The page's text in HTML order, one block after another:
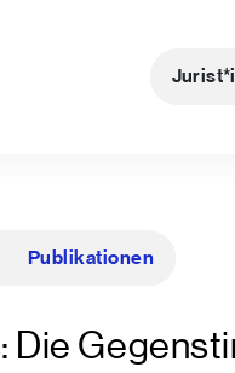
Publikationen
Die